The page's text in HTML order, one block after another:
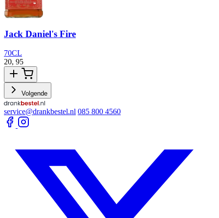
Jack Daniel's Fire
70CL
20, 95
Volgende
service@drankbestel.nl 085 800 4560